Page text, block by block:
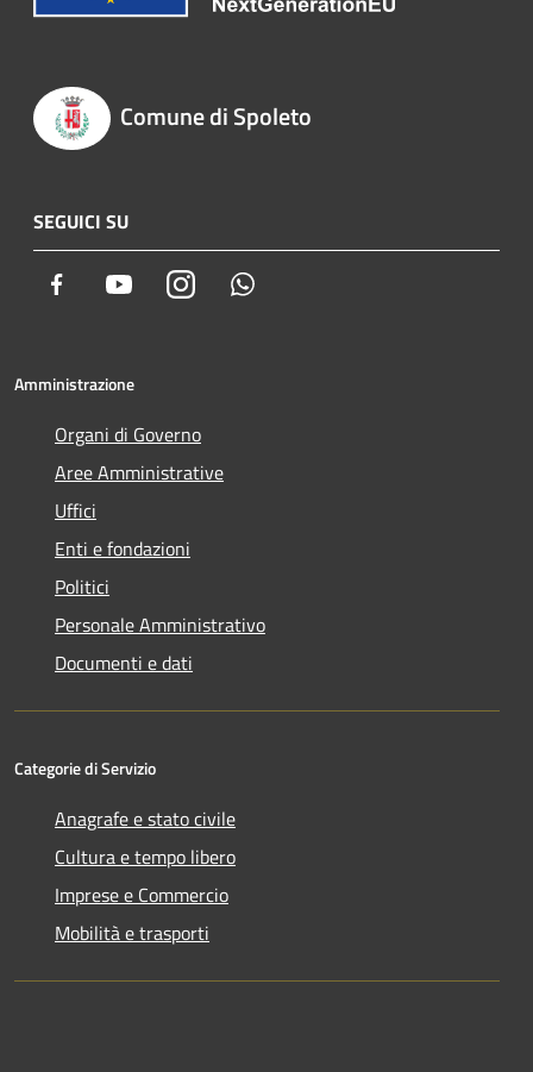
Comune di Spoleto
SEGUICI SU
Facebook YoutubeInstagram
Amministrazione
Organi di Governo
Aree Amministrative
Uffici
Enti e fondazioni
Politici
Personale Amministrativo
Documenti e dati
Categorie di Servizio
Anagrafe e stato civile
Cultura e tempo libero
Imprese e Commercio
Mobilità e trasporti